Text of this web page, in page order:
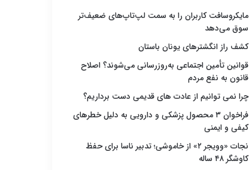
مایکروسافت کاربران را به سمت لپ‌تاپ‌های ضعیف‌تر
سوق می‌دهد
کشف راز انگشترهای یونان باستان
قوانین تأمین اجتماعی به‌روزرسانی می‌شوند؟ اصلاح
قانون به نفع مردم
چرا نمی توانیم از عادت های قدیمی دست برداریم؟
فراخوان ۳ محصول پزشکی و دارویی به دلیل خطرهای
کیفی و ایمنی
نجات «وویجر ۲» از خاموشی؛ تدبیر ناسا برای حفظ
کاوشگر ۴۸ ساله